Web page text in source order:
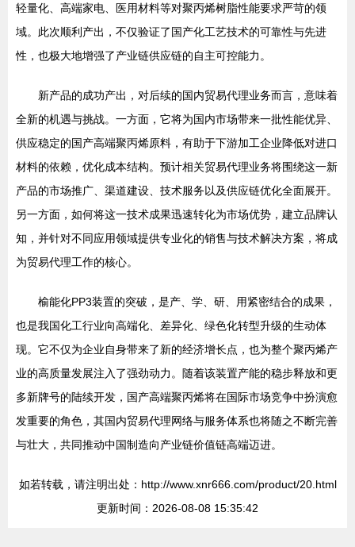
轻量化、高端家电、医用材料等对聚丙烯树脂性能要求严苛的领
域。此次顺利产出，不仅验证了国产化工艺技术的可靠性与先进
性，也极大地增强了产业链供应链的自主可控能力。
新产品的成功产出，对后续的国内贸易代理业务而言，意味着
全新的机遇与挑战。一方面，它将为国内市场带来一批性能优异、
供应稳定的国产高端聚丙烯原料，有助于下游加工企业降低对进口
材料的依赖，优化成本结构。预计相关贸易代理业务将围绕这一新
产品的市场推广、渠道建设、技术服务以及供应链优化全面展开。
另一方面，如何将这一技术成果迅速转化为市场优势，建立品牌认
知，并针对不同应用领域提供专业化的销售与技术解决方案，将成
为贸易代理工作的核心。
榆能化PP3装置的突破，是产、学、研、用紧密结合的成果，
也是我国化工行业向高端化、差异化、绿色化转型升级的生动体
现。它不仅为企业自身带来了新的经济增长点，也为整个聚丙烯产
业的高质量发展注入了强劲动力。随着该装置产能的稳步释放和更
多新牌号的陆续开发，国产高端聚丙烯将在国际市场竞争中扮演愈
发重要的角色，其国内贸易代理网络与服务体系也将随之不断完善
与壮大，共同推动中国制造向产业链价值链高端迈进。
如若转载，请注明出处：http://www.xnr666.com/product/20.html
更新时间：2026-08-08 15:35:42